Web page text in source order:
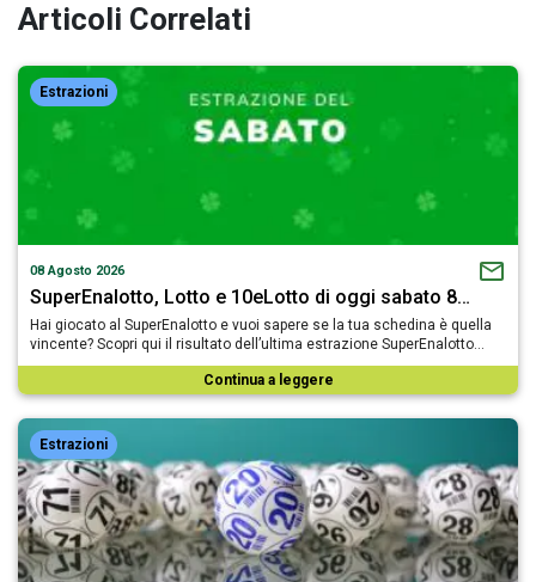
Articoli Correlati
Estrazioni
08 Agosto 2026
SuperEnalotto, Lotto e 10eLotto di oggi sabato 8…
Hai giocato al SuperEnalotto e vuoi sapere se la tua schedina è quella
vincente? Scopri qui il risultato dell’ultima estrazione SuperEnalotto…
Continua a leggere
Estrazioni